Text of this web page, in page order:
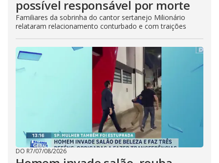
possível responsável por morte
Familiares da sobrinha do cantor sertanejo Milionário
relataram relacionamento conturbado e com traições
DO R7/07/08/2026